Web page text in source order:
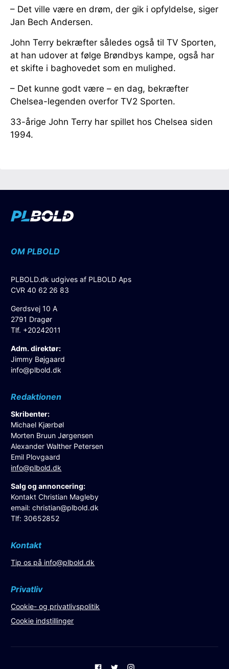
– Det ville være en drøm, der gik i opfyldelse, siger
Jan Bech Andersen.
John Terry bekræfter således også til TV Sporten,
at han udover at følge Brøndbys kampe, også har
et skifte i baghovedet som en mulighed.
– Det kunne godt være – en dag, bekræfter
Chelsea-legenden overfor TV2 Sporten.
33-årige John Terry har spillet hos Chelsea siden
1994.
OM PLBOLD
PLBOLD.dk udgives af PLBOLD Aps
CVR 40 62 26 83
Gerdsvej 10 A
2791 Dragør
Tlf. +20242011
Adm. direktør:
Jimmy Bøjgaard
info@plbold.dk
Redaktionen
Skribenter:
Michael Kjærbøl
Morten Bruun Jørgensen
Alexander Walther Petersen
Emil Plovgaard
info@plbold.dk
Salg og annoncering:
Kontakt Christian Magleby
email:christian@plbold.dk
Tlf: 30652852
Kontakt
Tip os på info@plbold.dk
Privatliv
Cookie- og privatlivspolitik
Cookie indstillinger